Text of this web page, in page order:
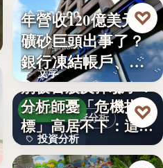
文字
今天 00:00
財經焦點
文字
年營收120億美元鐵
礦砂巨頭出事了？
銀行凍結帳戶、礦
商急…
♡
投資分析
昨天 23:59
投資分析
別被台股反彈騙了？
分析師憂「危機指
標」高居不下：這次
一殺…
♡